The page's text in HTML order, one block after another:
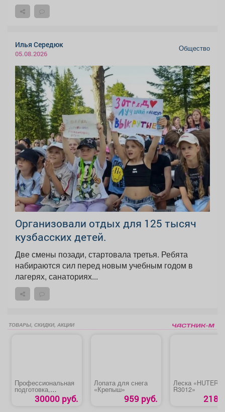
Илья Середюк
05.08.2026
Общество
Организовали отдых для 125 тысяч
кузбасских детей.
Две смены позади, стартовала третья. Ребята
набираются сил перед новым учебным годом в
лагерях, санаториях...
ТОВАРЫ, СКИДКИ, АКЦИИ
Профессиональная
подготовка,
переподготовка,
повышение30000 руб.
Лопата для снега
«Крепыш»
959 руб.
Леска «HUTER
R3012»
218